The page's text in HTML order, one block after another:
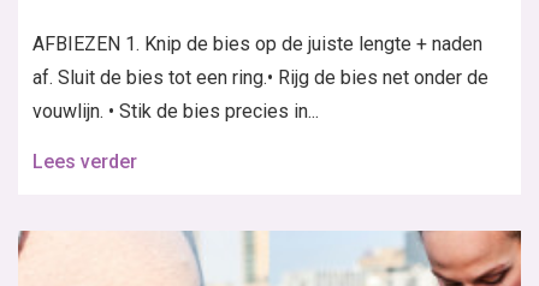
AFBIEZEN 1. Knip de bies op de juiste lengte + naden
af. Sluit de bies tot een ring.• Rijg de bies net onder de
vouwlijn. • Stik de bies precies in...
Lees verder